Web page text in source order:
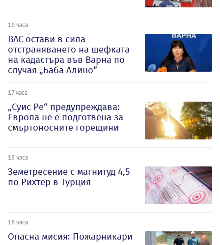
16 часа
ВАС остави в сила
отстраняването на шефката
на кадастъра във Варна по
случая „Баба Алино“
17 часа
„Суис Ре“ предупреждава:
Европа не е подготвена за
смъртоносните горещини
18 часа
Земетресение с магнитуд 4,5
по Рихтер в Турция
18 часа
Опасна мисия: Пожарникари